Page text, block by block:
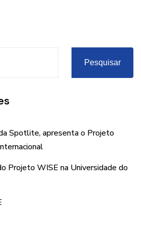
Pesquisar
Spotlite, apresenta o Projeto
Projeto WISE na Universidade do